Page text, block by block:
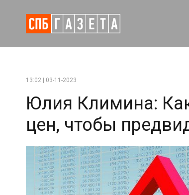
13:02 | 03-11-2023
Юлия Климина:
цен, чтобы